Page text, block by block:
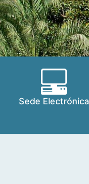
Sede Electrónica